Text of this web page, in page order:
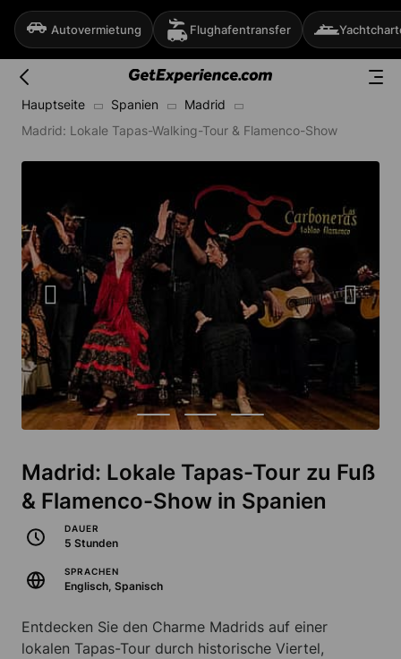
Autovermietung Flughafentransfer
Hauptseite Spanien
Madrid
Madrid: Lokale Tapas-Walking-Tour & Flamenco-Show
Madrid: Lokale Tapas-Tour zu Fuß
& Flamenco-Show in Spanien
DAUER
5 Stunden
SPRACHEN
Englisch, Spanisch
Entdecken Sie den Charme Madrids auf einer
lokalen Tapas-Tour durch historische Viertel,